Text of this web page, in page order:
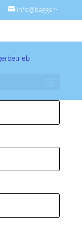
info@bagger-